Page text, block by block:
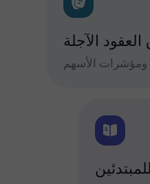
الآجلة
ومؤشرات الأسهم
للمبتدئين